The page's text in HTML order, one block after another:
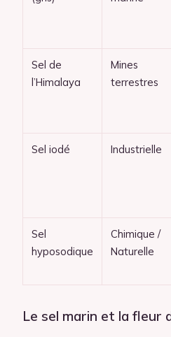
Sel de
l’Himalaya
Mines
terrestres
Sel iodé Industrielle
Sel
hyposodique
Chimique /
Naturelle
Le sel marin et la fleur